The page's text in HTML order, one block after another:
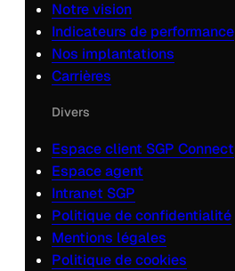
Notre vision
Indicateurs de performance
Nos implantations
Carrières
Divers
Espace client SGP Connect
Espace agent
Intranet SGP
Politique de confidentialité
Mentions légales
Politique de cookies